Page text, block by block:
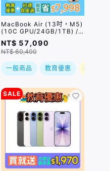
MacBook Air (13吋，M5)
(10C GPU/24GB/1TB) /
四色｜預購，到貨後依訂單
順序出貨
NT$ 57,090
NT$ 60,400
一般商品 教育優惠 現折
SALE